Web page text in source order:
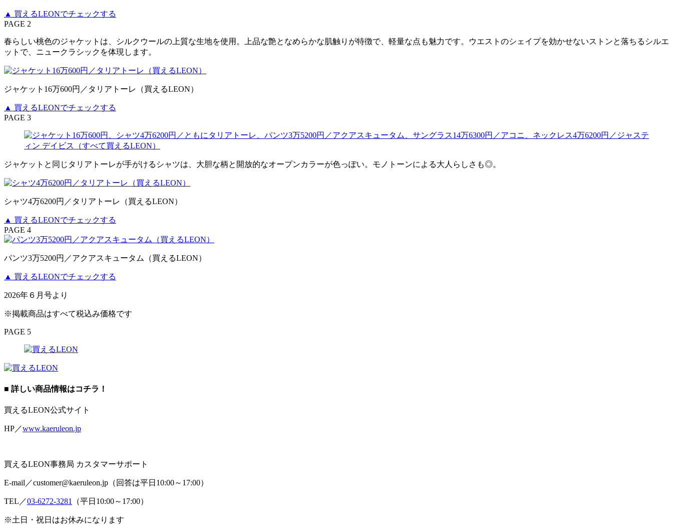
▲ 買えるLEONでチェックする
PAGE 2
春らしい桃色のジャケットは、シルクウールの上質な生地を使用。上品な艶となめらかな肌触りが特徴で、軽量な点も魅力です。ウエストのシェイプを効かせないストンと落ちるシルエ
ットで、ニュークラシックを体現します。
ジャケット16万600円／タリアトーレ（買えるLEON）
▲ 買えるLEONでチェックする
PAGE 3
ジャケットと同じタリアトーレが手がけるシャツは、大胆な柄と開放的なオープンカラーが色っぽい。モノトーンによる大人らしさも◎。
シャツ4万6200円／タリアトーレ（買えるLEON）
▲ 買えるLEONでチェックする
PAGE 4
パンツ3万5200円／アクアスキュータム（買えるLEON）
▲ 買えるLEONでチェックする
2026年６月号より
※掲載商品はすべて税込み価格です
PAGE 5
■ 詳しい商品情報はコチラ！
買えるLEON公式サイト
HP／www.kaeruleon.jp
買えるLEON事務局 カスタマーサポート
E-mail／customer@kaeruleon.jp（回答は平日10:00～17:00）
TEL／03-6272-3281 （平日10:00～17:00）
※土日・祝日はお休みになります